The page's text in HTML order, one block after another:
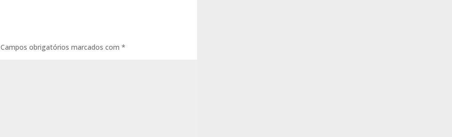
Campos obrigatórios marcados com*